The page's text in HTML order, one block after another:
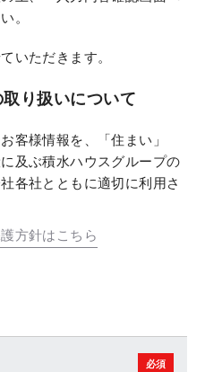
。
いただきます。
り扱いについて
客様情報を、「住まい」
及ぶ積水ハウスグループの
各社とともに適切に利用さ
方針はこちら